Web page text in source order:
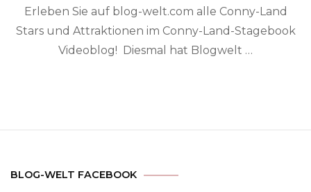
Erleben Sie auf blog-welt.com alle Conny-Land
Stars und Attraktionen im Conny-Land-Stagebook
Videoblog! Diesmal hat Blogwelt …
BLOG-WELT FACEBOOK